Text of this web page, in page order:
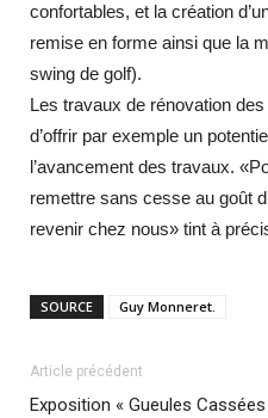
confortables, et la création
remise en forme ainsi que la
swing de golf).
Les travaux de rénovation
d’offrir par exemple un
l’avancement des travaux.
remettre sans cesse au goût
revenir chez nous» tint à
SOURCE Guy Monneret.
Article précédent
Exposition « Gueules